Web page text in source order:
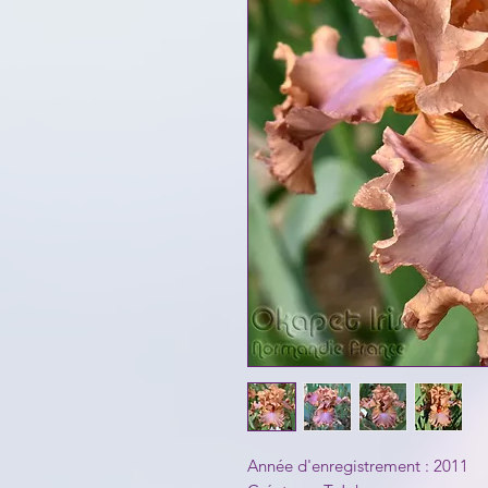
Année d'enregistrement : 2011